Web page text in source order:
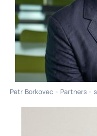
Petr Borkovec - Partners -